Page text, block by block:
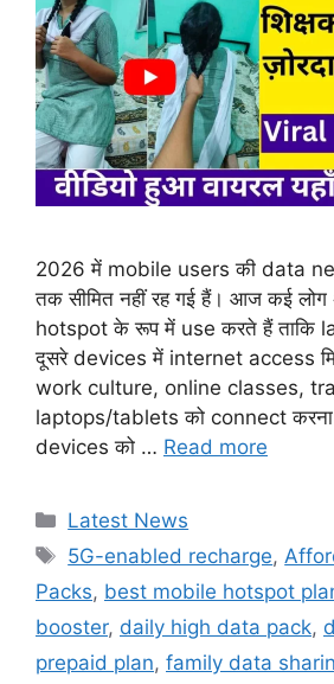
2026 में mobile users की data
तक सीमित नहीं रह गई हैं। आज कई
hotspot के रूप में use करते हैं ताकि
दूसरे devices में internet access
work culture, online classes,
laptops/tablets को connect
devices को … Read more
Categories
Latest News
Tags
5G-enabled recharge,
Packs, best mobile hotspot
booster, daily high data pack,
prepaid plan, family data